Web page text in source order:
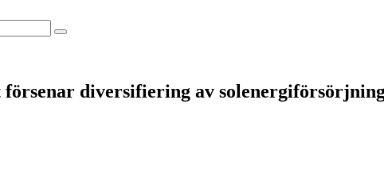
diversifiering av